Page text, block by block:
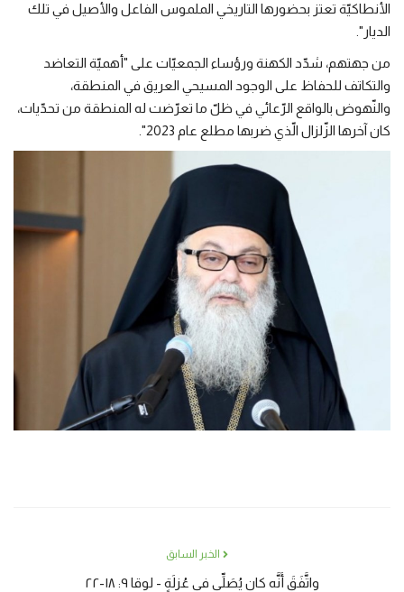
الأنطاكيّة تعتز بحضورها التاريخي الملموس الفاعل والأصيل في تلك
الديار".
من جهتهم، شدّد الكهنة ورؤساء الجمعيّات على "أهميّة التعاضد
والتكاتف للحفاظ على الوجود المسيحي العريق في المنطقة،
والنّهوض بالواقع الرّعائي في ظلّ ما تعرّضت له المنطقة من تحدّيات،
كان آخرها الزّلزال الّذي ضربها مطلع عام 2023".
الخبر السابق
واتَّفَقَ أَنَّه كان يُصَلِّي في عُزلَةٍ - لوقا ٩: ١٨-٢٢